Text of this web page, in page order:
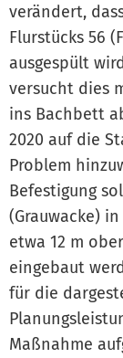
verändert,
Flurstücks 56
ausgespült
versucht dies
ins Bachbett
2020 auf die
Problem
Befestigung
(Grauwacke)
etwa 12 m
eingebaut
für die
Maßnahme